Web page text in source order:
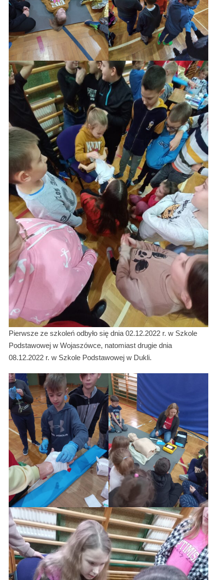
Pierwsze ze szkoleń odbyło się dnia 02.12.2022 r. w Szkole
Podstawowej w Wojaszówce, natomiast drugie dnia
08.12.2022 r. w Szkole Podstawowej w Dukli.